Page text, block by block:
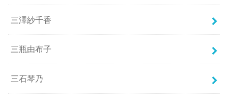
三澤紗千香
三瓶由布子
三石琴乃